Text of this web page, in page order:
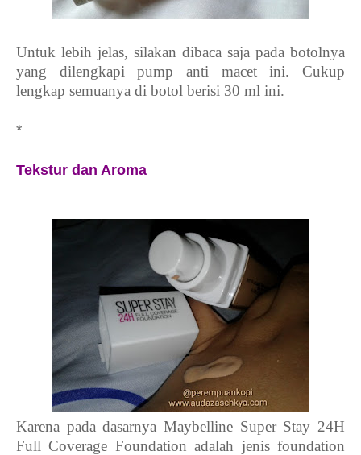
Untuk lebih jelas, silakan dibaca saja pada botolnya
yang dilengkapi pump anti macet ini. Cukup
lengkap semuanya di botol berisi 30 ml ini.
*
Tekstur dan Aroma
Karena pada dasarnya Maybelline Super Stay 24H
Full Coverage Foundation adalah jenis foundation